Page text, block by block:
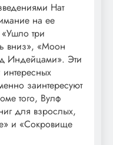
Нат
на ее
«Ушло тpи
вниз», «Моон
Индейцами». Эти
заинтересуют
того, Вулф
для взрослых,
и «Сокровище